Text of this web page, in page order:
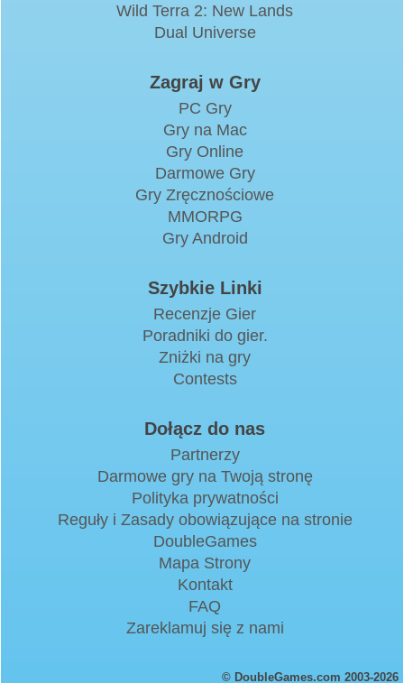
Wild Terra 2: New Lands
Dual Universe
Zagraj w Gry
PC Gry
Gry na Mac
Gry Online
Darmowe Gry
Gry Zręcznościowe
MMORPG
Gry Android
Szybkie Linki
Recenzje Gier
Poradniki do gier.
Zniżki na gry
Contests
Dołącz do nas
Partnerzy
Darmowe gry na Twoją stronę
Polityka prywatności
Reguły i Zasady obowiązujące na stronie
DoubleGames
Mapa Strony
Kontakt
FAQ
Zareklamuj się z nami
© DoubleGames.com 2003-2026